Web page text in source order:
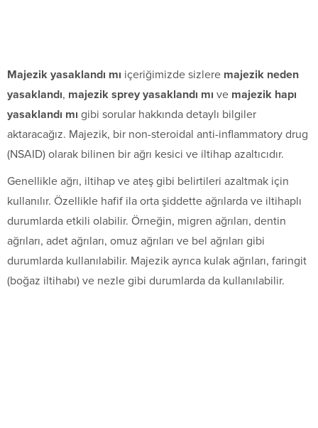
Majezik yasaklandı mı içeriğimizde sizlere majezik neden
yasaklandı, majezik sprey yasaklandı mı ve majezik hapı
yasaklandı mı gibi sorular hakkında detaylı bilgiler
aktaracağız. Majezik, bir non-steroidal anti-inflammatory drug
(NSAID) olarak bilinen bir ağrı kesici ve iltihap azaltıcıdır.
Genellikle ağrı, iltihap ve ateş gibi belirtileri azaltmak için
kullanılır. Özellikle hafif ila orta şiddette ağrılarda ve iltihaplı
durumlarda etkili olabilir. Örneğin, migren ağrıları, dentin
ağrıları, adet ağrıları, omuz ağrıları ve bel ağrıları gibi
durumlarda kullanılabilir. Majezik ayrıca kulak ağrıları, faringit
(boğaz iltihabı) ve nezle gibi durumlarda da kullanılabilir.